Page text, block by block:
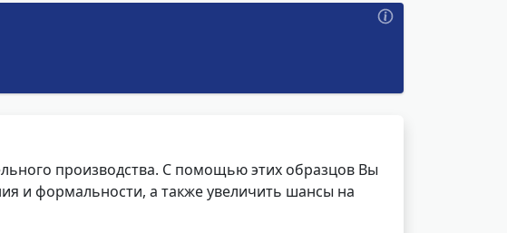
производства. С помощью этих образцов Вы
и формальности, а также увеличить шансы на